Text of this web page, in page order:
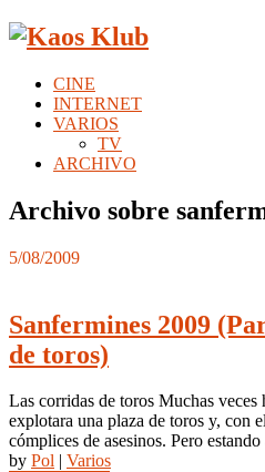
CINE
INTERNET
VARIOS
TV
ARCHIVO
Archivo sobre
5/08/2009
Sanfermines 2009
de toros)
Las corridas de toros Muchas veces
explotara una plaza de toros y, con
cómplices de asesinos. Pero
by Pol | Varios